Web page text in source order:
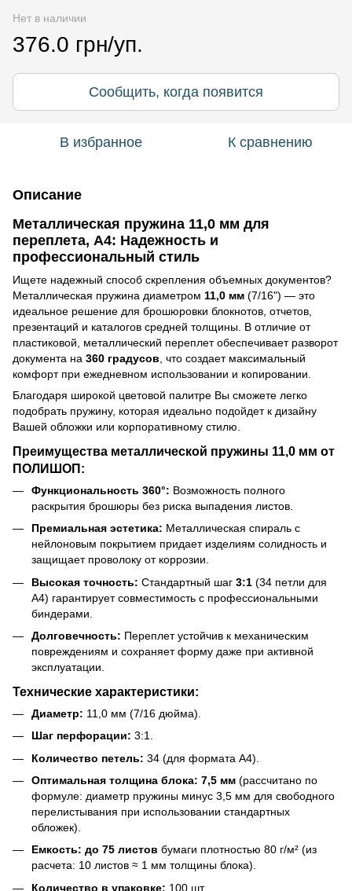
Нет в наличии
376.0 грн/уп.
Сообщить, когда появится
В избранное К сравнению
Описание
Металлическая пружина 11,0 мм для
переплета, А4: Надежность и
профессиональный стиль
Ищете надежный способ скрепления объемных документов?
Металлическая пружина диаметром 11,0 мм (7/16") — это
идеальное решение для брошюровки блокнотов, отчетов,
презентаций и каталогов средней толщины. В отличие от
пластиковой, металлический переплет обеспечивает разворот
документа на 360 градусов , что создает максимальный
комфорт при ежедневном использовании и копировании.
Благодаря широкой цветовой палитре Вы сможете легко
подобрать пружину, которая идеально подойдет к дизайну
Вашей обложки или корпоративному стилю.
Преимущества металлической пружины 11,0 мм от
ПОЛИШОП:
Функциональность 360°: Возможность полного
раскрытия брошюры без риска выпадения листов.
Премиальная эстетика: Металлическая спираль с
нейлоновым покрытием придает изделиям солидность и
защищает проволоку от коррозии.
Высокая точность: Стандартный шаг 3:1 (34 петли для
А4) гарантирует совместимость с профессиональными
биндерами.
Долговечность: Переплет устойчив к механическим
повреждениям и сохраняет форму даже при активной
эксплуатации.
Технические характеристики:
Диаметр: 11,0 мм (7/16 дюйма).
Шаг перфорации: 3:1.
Количество петель: 34 (для формата А4).
Оптимальная толщина блока: 7,5 мм (рассчитано по
формуле: диаметр пружины минус 3,5 мм для свободного
перелистывания при использовании стандартных
обложек).
Емкость: до 75 листов бумаги плотностью 80 г/м² (из
расчета: 10 листов ≈ 1 мм толщины блока).
Количество в упаковке: 100 шт.